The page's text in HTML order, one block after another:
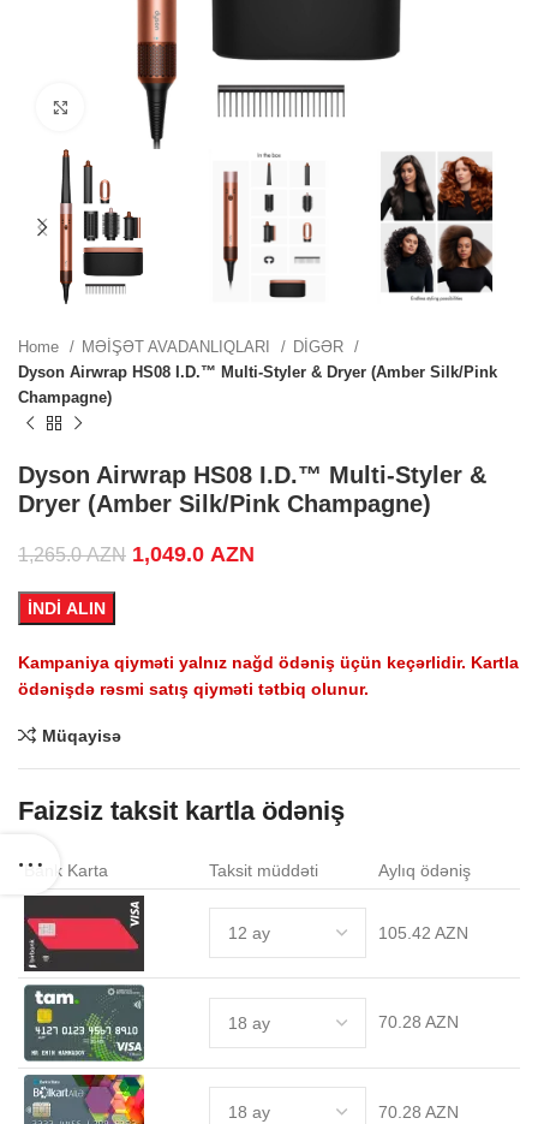
Click to enlarge
Home MƏİŞƏT AVADANLIQLARI
DİGƏR
Dyson Airwrap HS08 I.D.™ Multi-Styler & Dryer (Amber Silk/Pink
Champagne)
Dyson Airwrap HS08 I.D.™ Multi-Styler &
Dryer (Amber Silk/Pink Champagne)
1,265.0AZN Original price was: 1,265.0 AZN.
1,049.0 AZN
İNDİ ALIN
Kampaniya qiyməti yalnız nağd ödəniş üçün keçərlidir. Kartla
ödənişdə rəsmi satış qiyməti tətbiq olunur.
Müqayisə
Faizsiz taksit kartla ödəniş
Bank Karta Taksit müddəti Aylıq ödəniş
105.42 AZN
70.28 AZN
70.28 AZN